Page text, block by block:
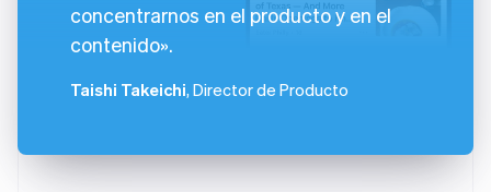
concentrarnos en el producto y en el
contenido».
Taishi Takeichi, Director de Producto